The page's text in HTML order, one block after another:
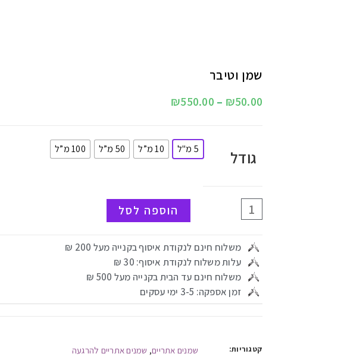
שמן וטיבר
₪50.00
–
₪550.00
גודל 5 מ"ל 10 מ”ל 50 מ”ל 100 מ”ל
הוספה לסל
משלוח חינם לנקודת איסוף בקנייה מעל 200 ₪
עלות משלוח לנקודת איסוף: 30 ₪
משלוח חינם עד הבית בקנייה מעל 500 ₪
זמן אספקה: 3-5 ימי עסקים
קטגוריות: שמנים אתריים, שמנים אתריים להרגעה